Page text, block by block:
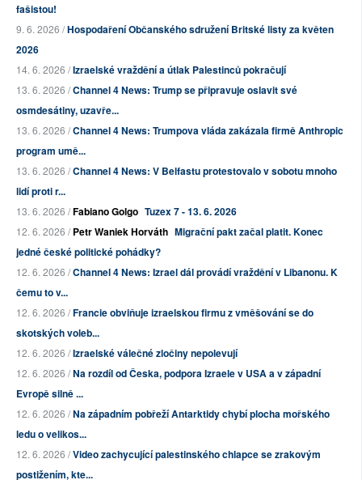
fašistou!
9. 6. 2026 /Hospodaření Občanského sdružení Britské listy za květen
2026
14. 6. 2026 /Izraelské vraždění a útlak Palestinců pokračují
13. 6. 2026 /Channel 4 News: Trump se připravuje oslavit své
osmdesátiny, uzavře...
13. 6. 2026 /Channel 4 News: Trumpova vláda zakázala firmě Anthropic
program umě...
13. 6. 2026 /Channel 4 News: V Belfastu protestovalo v sobotu mnoho
lidí proti r...
13. 6. 2026 /Fabiano Golgo Tuzex 7 - 13. 6. 2026
12. 6. 2026 /Petr Waniek Horváth Migrační pakt začal platit. Konec
jedné české politické pohádky?
12. 6. 2026 /Channel 4 News: Izrael dál provádí vraždění v Libanonu. K
čemu to v...
12. 6. 2026 /Francie obviňuje izraelskou firmu z vměšování se do
skotských voleb...
12. 6. 2026 /Izraelské válečné zločiny nepolevují
12. 6. 2026 /Na rozdíl od Česka, podpora Izraele v USA a v západní
Evropě silně ...
12. 6. 2026 /Na západním pobřeží Antarktidy chybí plocha mořského
ledu o velikos...
12. 6. 2026 /Video zachycující palestinského chlapce se zrakovým
postižením, kte...